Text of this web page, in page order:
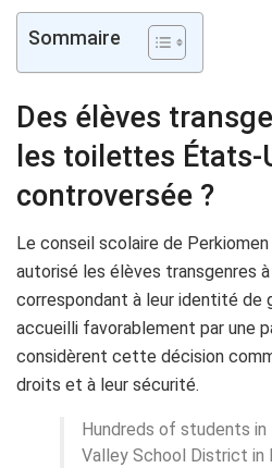
Sommaire
Des élèves
les toilettes États-
controversée ?
Le conseil scolaire de
autorisé les élèves transgenres
correspondant à leur identité de
accueilli favorablement par une
considèrent cette décision
droits et à leur sécurité.
Hundreds of students
Valley School District in